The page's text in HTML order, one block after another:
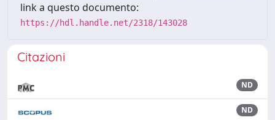
link a questo documento:
https://hdl.handle.net/2318/143028
Citazioni
ND
ND